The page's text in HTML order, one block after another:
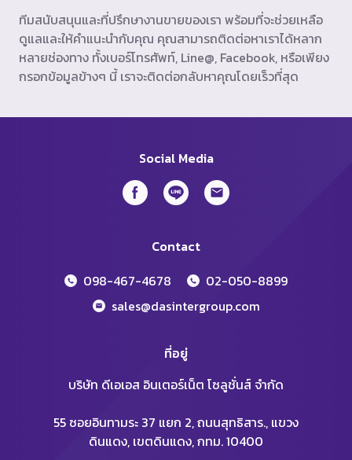
ทีมสนับสนุนและที่ปรึกษางานขายของเรา พร้อมที่จะช่วยเหลือ
ดูแลและให้คำแนะนำกับคุณ คุณสามารถติดต่อหาเราได้หลาก
หลายช่องทาง ทั้งเบอร์โทรศัพท์, Line@, Facebook, หรือเพียง
กรอกข้อมูลข้างๆ นี้ เราจะติดต่อกลับหาคุณโดยเร็วที่สุด
Social Media
Contact
098-467-4678
02-050-8899
sales@dasintergroup.com
ที่อยู่
บริษัท ดีเอเอส อินเตอร์เน็ต โซลูชั่นส์ จำกัด
55 ซอยอินทามระ 37 แยก 2, ถนนสุทธิสาร., แขวง
ดินแดง, เขตดินแดง, กทม. 10400